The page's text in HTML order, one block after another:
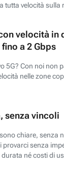
tutta velocità sulla
velocità in
a 2 Gbps
5G? Con noi non
nelle zone
senza vincoli
chiare, senza
provarci senza
né costi di